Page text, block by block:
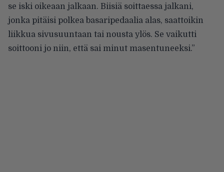
se iski oikeaan jalkaan. Biisiä soittaessa jalkani,
jonka pitäisi polkea basaripedaalia alas, saattoikin
liikkua sivusuuntaan tai nousta ylös. Se vaikutti
soittooni jo niin, että sai minut masentuneeksi.”